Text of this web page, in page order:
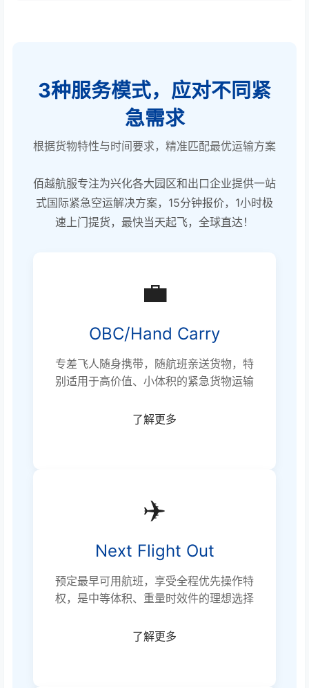
3种服务模式，应对不同紧
急需求
根据货物特性与时间要求，精准匹配最优运输方案
佰越航服专注为兴化各大园区和出口企业提供一站
式国际紧急空运解决方案，15分钟报价，1小时极
速上门提货，最快当天起飞，全球直达！
💼
OBC/Hand Carry
专差飞人随身携带，随航班亲送货物，特
别适用于高价值、小体积的紧急货物运输
了解更多
✈️
Next Flight Out
预定最早可用航班，享受全程优先操作特
权，是中等体积、重量时效件的理想选择
了解更多